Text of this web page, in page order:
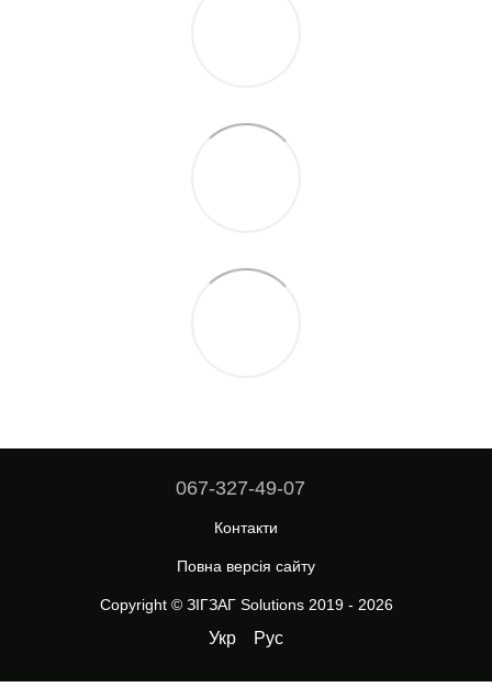
067-327-49-07
Контакти
Повна версія сайту
Copyright © ЗІГЗАГ Solutions 2019 - 2026
Укр Рус